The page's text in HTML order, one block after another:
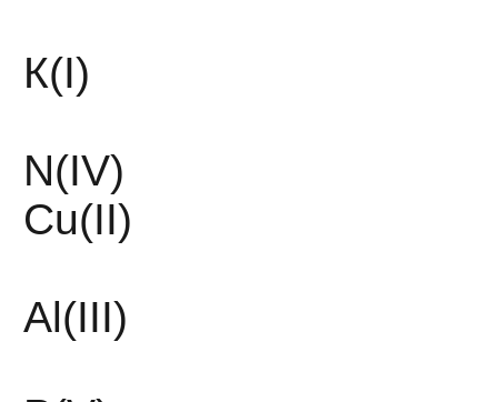
К(I)
N(IV)
Cu(II)
Al(III)